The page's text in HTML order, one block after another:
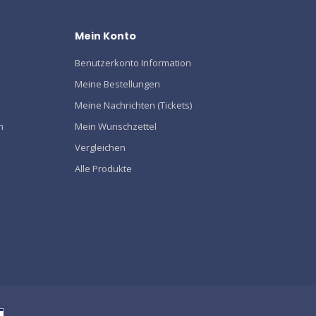
Mein Konto
Benutzerkonto Information
Meine Bestellungen
Meine Nachrichten (Tickets)
Mein Wunschzettel
Vergleichen
Alle Produkte